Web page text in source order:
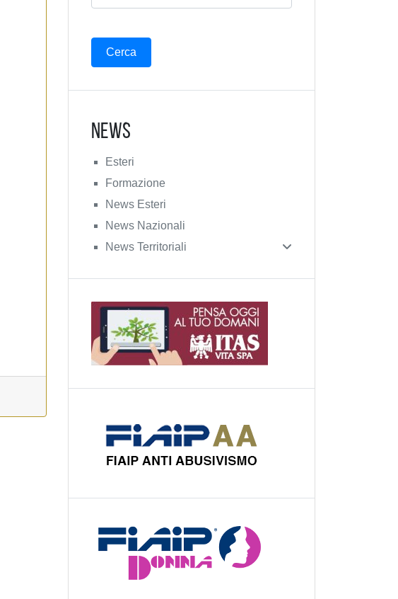
News
Esteri
Formazione
News Esteri
News Nazionali
News Territoriali